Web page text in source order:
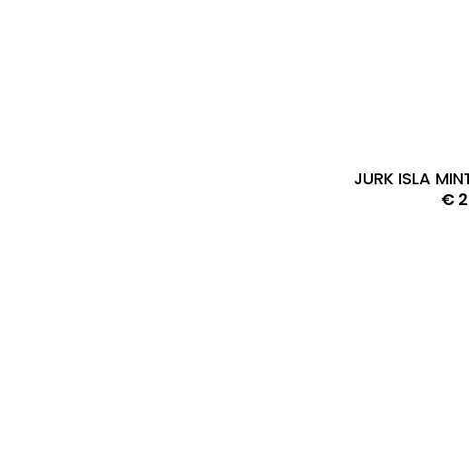
JURK ISLA
€